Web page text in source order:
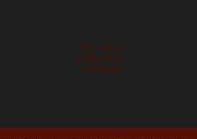
Пятница
2026-08-07
13:42:20